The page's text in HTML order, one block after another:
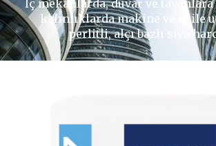
İç mekanlarda, duvar ve
kalınlıklarda makine ve el ile
perlitli, alçı bazlı sıva